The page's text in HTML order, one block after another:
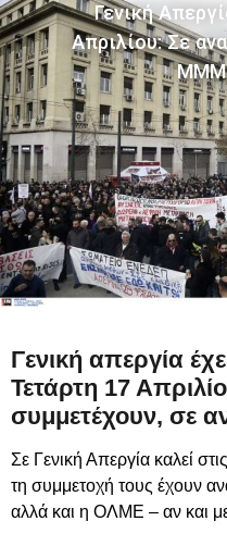
Γενική
Απριλίου: Σε
ΜΜΜ
Γενική απεργία
Τετάρτη 17
συμμετέχουν, σε
Σε Γενική Απεργία καλεί
τη συμμετοχή τους έχουν
αλλά και η ΟΛΜΕ – αν και